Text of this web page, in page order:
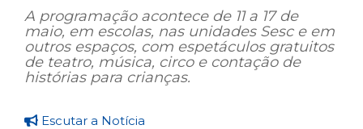
A programação acontece de 11 a 17 de
maio, em escolas, nas unidades Sesc e em
outros espaços, com espetáculos gratuitos
de teatro, música, circo e contação de
histórias para crianças.
Escutar a Notícia